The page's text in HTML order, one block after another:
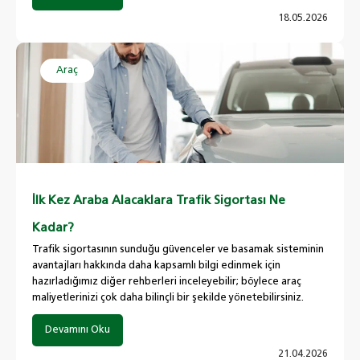
18.05.2026
Araç
İlk Kez Araba Alacaklara Trafik Sigortası Ne
Kadar?
Trafik sigortasının sunduğu güvenceler ve basamak sisteminin
avantajları hakkında daha kapsamlı bilgi edinmek için
hazırladığımız diğer rehberleri inceleyebilir; böylece araç
maliyetlerinizi çok daha bilinçli bir şekilde yönetebilirsiniz.
Devamını Oku
21.04.2026